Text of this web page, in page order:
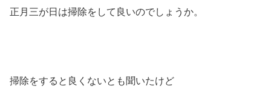
正月三が日は掃除をして良いのでしょうか。
掃除をすると良くないとも聞いたけど